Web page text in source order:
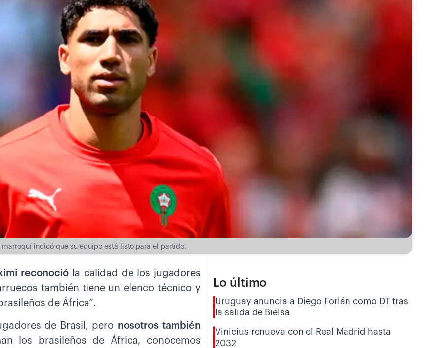
indicó que su equipo está listo para el partido.
reconoció
a calidad de los jugadores
también tiene un elenco técnico y
de África”.
de Brasil, pero nosotros también
los brasileños de África, conocemos
Lo último
Uruguay anuncia a Diego Forlán como DT tras
la salida de Bielsa
Vinicius renueva con el Real Madrid hasta
2032